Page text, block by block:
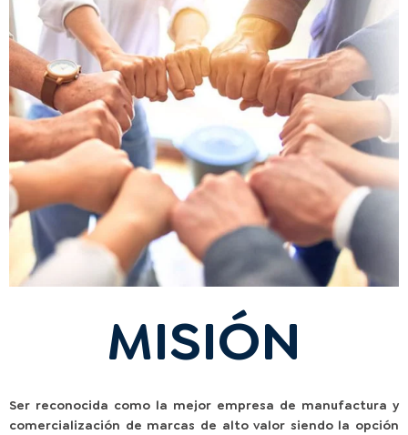
MISIÓN
Ser reconocida como la mejor empresa de manufactura y
comercialización de marcas de alto valor siendo la opción